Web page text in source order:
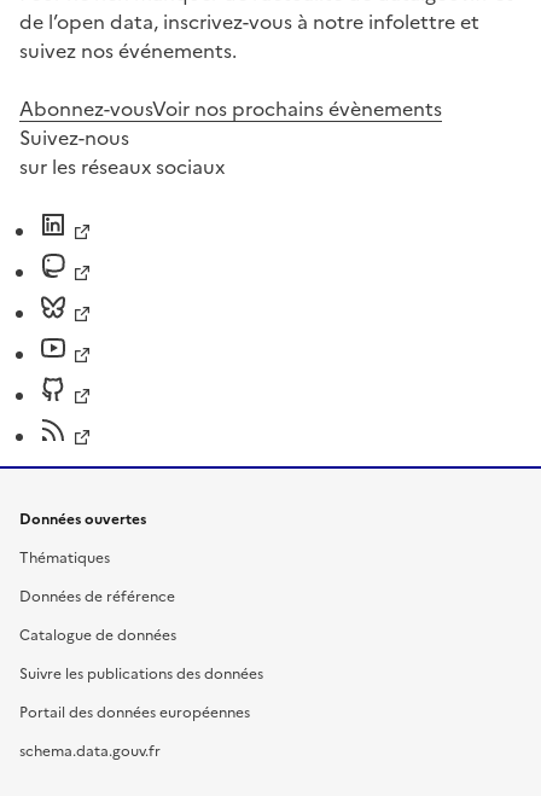
de l’open data, inscrivez-vous à notre infolettre et
suivez nos événements.
Abonnez-vousVoir nos prochains évènements
Suivez-nous
sur les réseaux sociaux
Données ouvertes
Thématiques
Données de référence
Catalogue de données
Suivre les publications des données
Portail des données européennes
schema.data.gouv.fr